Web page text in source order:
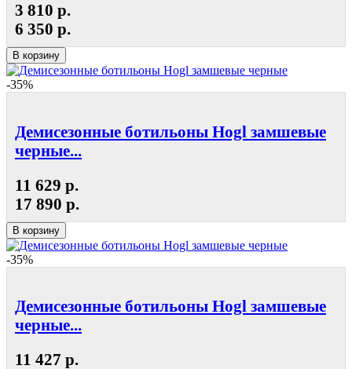
3 810 р.
6 350 р.
В корзину
-35%
Демисезонные ботильоны Hogl замшевые
черные...
11 629 р.
17 890 р.
В корзину
-35%
Демисезонные ботильоны Hogl замшевые
черные...
11 427 р.